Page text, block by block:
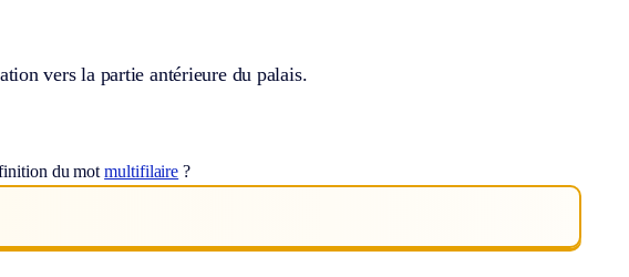
vers la partie antérieure du palais.
du motmultifilaire ?